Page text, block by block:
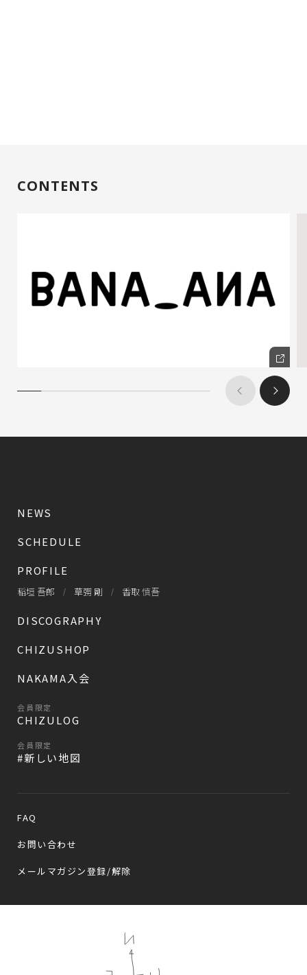
CONTENTS
NEWS
SCHEDULE
PROFILE
稲垣 吾郎 草彅 剛 香取 慎吾
DISCOGRAPHY
CHIZUSHOP
NAKAMA入会
会員限定
CHIZULOG
会員限定
#新しい地図
FAQ
お問い合わせ
メールマガジン登録/解除